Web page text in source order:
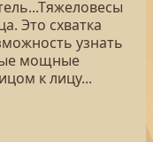
Это схватка
узнать
мощные
к лицу...